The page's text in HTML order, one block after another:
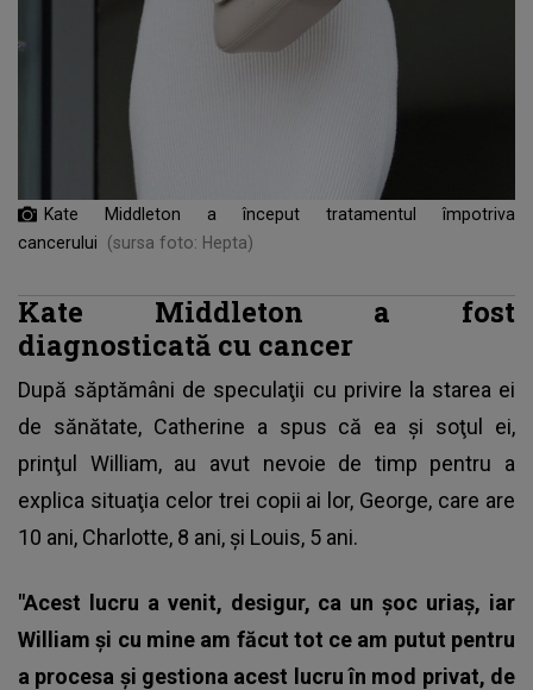
Kate Middleton a început tratamentul împotriva
cancerului
(sursa foto: Hepta)
Kate Middleton a fost
diagnosticată cu cancer
După săptămâni de speculaţii cu privire la starea ei
de sănătate, Catherine a spus că ea şi soţul ei,
prinţul William, au avut nevoie de timp pentru a
explica situaţia celor trei copii ai lor, George, care are
10 ani, Charlotte, 8 ani, şi Louis, 5 ani.
"Acest lucru a venit, desigur, ca un şoc uriaş, iar
William şi cu mine am făcut tot ce am putut pentru
a procesa şi gestiona acest lucru în mod privat, de